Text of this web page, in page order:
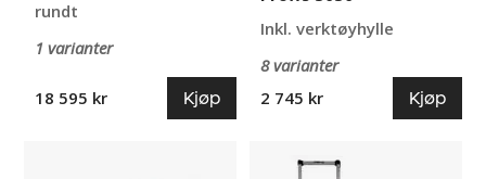
rundt
1 varianter
18 595 kr Kjøp
Inkl. verktøyhylle
8 varianter
2 745 kr
Kjøp